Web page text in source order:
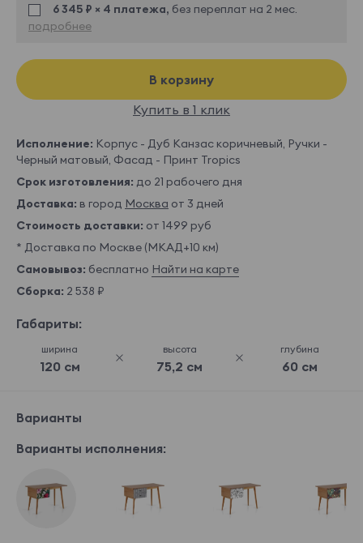
6 345 ₽ × 4 платежа, без переплат на 2 мес.
подробнее
В корзину
Купить в 1 клик
Исполнение: Корпус - Дуб Канзас коричневый, Ручки -
Черный матовый, Фасад - Принт Tropics
Срок изготовления: до 21 рабочего дня
Доставка: в город Москва от 3 дней
Стоимость доставки: от 1499 руб
* Доставка по Москве (МКАД+10 км)
Самовывоз: бесплатно Найти на карте
Сборка: 2 538 ₽
Габариты:
ширина
120 см
высота
75,2 см
глубина
60 см
Варианты
Варианты исполнения: